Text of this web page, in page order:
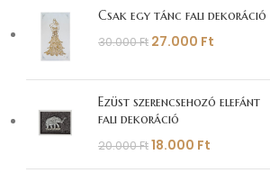
Csak egy tánc fali dekoráció
30.000Ft 27.000 Ft
Ezüst szerencsehozó elefánt
fali dekoráció
20.000Ft18.000 Ft